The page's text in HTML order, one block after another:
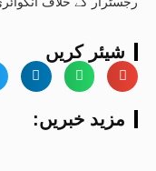
شیئر کریں
:مزید خبریں